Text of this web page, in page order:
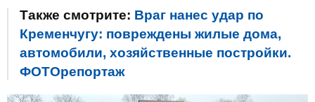
Также смотрите: Враг нанес удар по
Кременчугу: повреждены жилые дома,
автомобили, хозяйственные постройки.
ФОТОрепортаж